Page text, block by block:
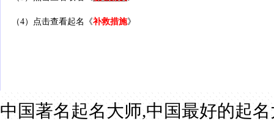
（4）点击查看起名《补救措施》
中国著名起名大师,中国最好的起